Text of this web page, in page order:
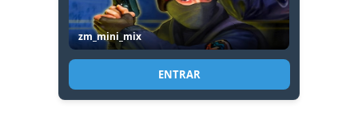
zm_mini_mix
ENTRAR